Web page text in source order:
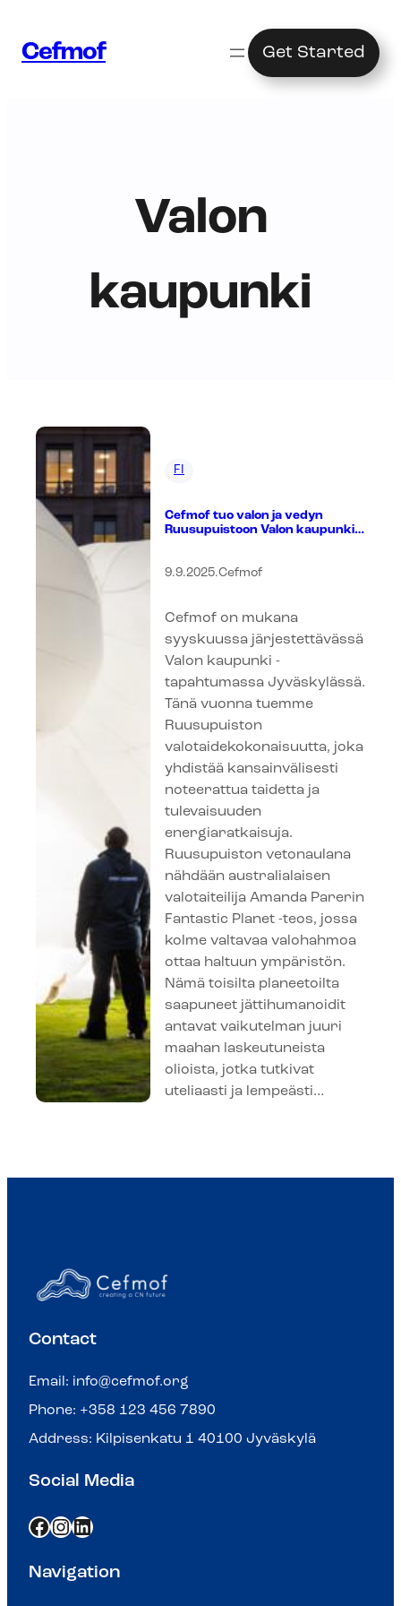
sisältöön
Cefmof Get Started
Valon
kaupunki
FI
Cefmof tuo valon ja vedyn
Ruusupuistoon Valon kaupunki -
9.9.2025.Cefmof
Cefmof on mukana
syyskuussa järjestettävässä
Valon kaupunki -
tapahtumassa Jyväskylässä.
Tänä vuonna tuemme
Ruusupuiston
valotaidekokonaisuutta, joka
yhdistää kansainvälisesti
noteerattua taidetta ja
tulevaisuuden
energiaratkaisuja.
Ruusupuiston vetonaulana
nähdään australialaisen
valotaiteilija Amanda Parerin
Fantastic Planet -teos, jossa
kolme valtavaa valohahmoa
ottaa haltuun ympäristön.
Nämä toisilta planeetoilta
saapuneet jättihumanoidit
antavat vaikutelman juuri
maahan laskeutuneista
olioista, jotka tutkivat
uteliaasti ja lempeästi…
Contact
Email: info@cefmof.org
Phone: +358 123 456 7890
Address: Kilpisenkatu 1 40100 Jyväskylä
Social Media
https://www.facebook.com/profile.php?id=61562419247791 https://www.instagram.com/cefmof.fi/ LinkedIn
Navigation